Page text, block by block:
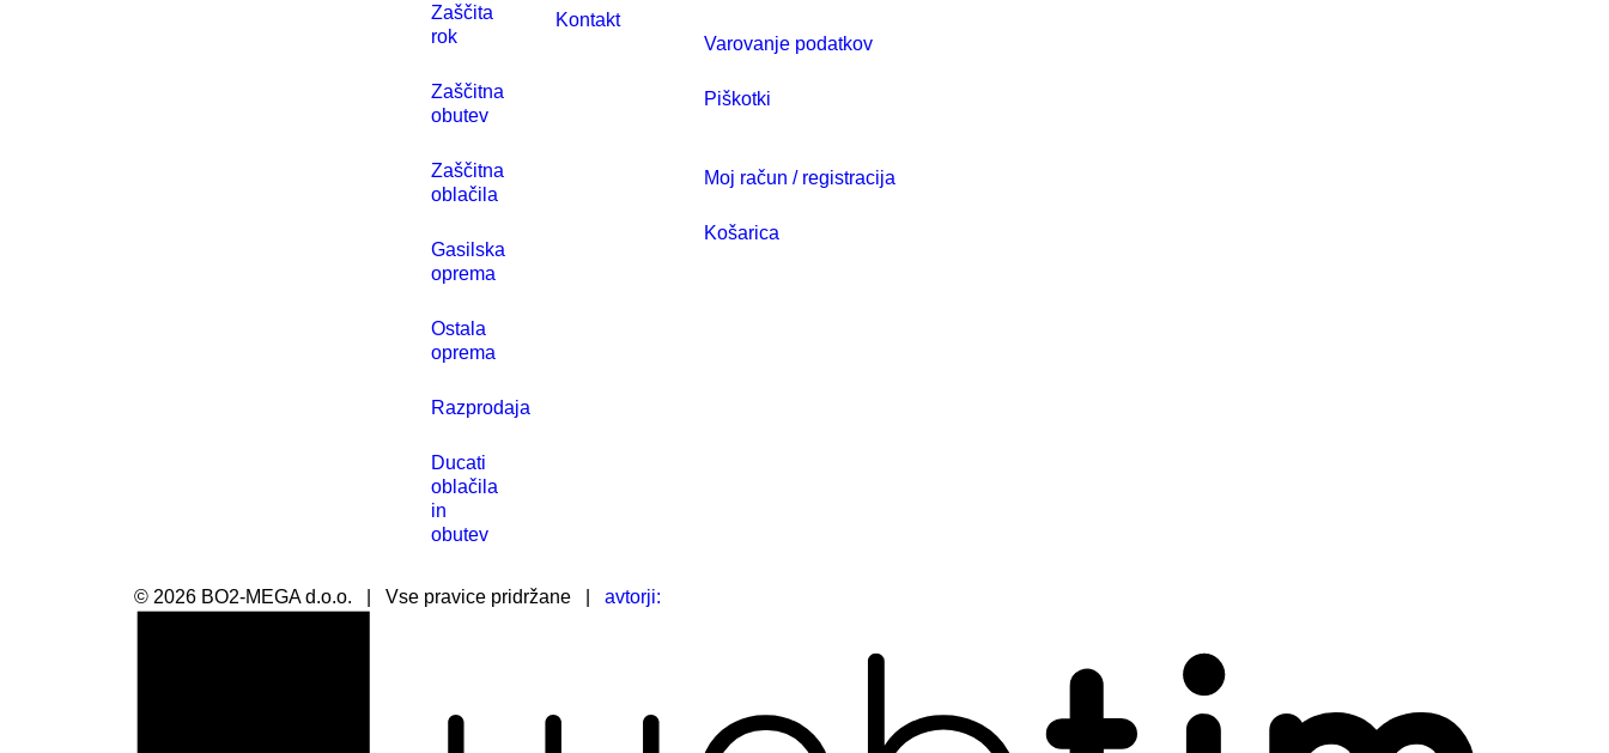
Zaščita
rok
Zaščitna
obutev
Zaščitna
oblačila
Gasilska
oprema
Ostala
oprema
Razprodaja
Ducati
oblačila
in
obutev
Kontakt
Varovanje podatkov
Piškotki
Moj račun / registracija
Košarica
© 2026 BO2-MEGA d.o.o. Vse pravice pridržane avtorji: